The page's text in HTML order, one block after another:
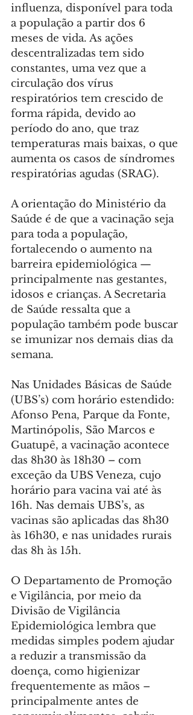
influenza, disponível para toda
a população a partir dos 6
meses de vida. As ações
descentralizadas tem sido
constantes, uma vez que a
circulação dos vírus
respiratórios tem crescido de
forma rápida, devido ao
período do ano, que traz
temperaturas mais baixas, o que
aumenta os casos de síndromes
respiratórias agudas (SRAG).
A orientação do Ministério da
Saúde é de que a vacinação seja
para toda a população,
fortalecendo o aumento na
barreira epidemiológica —
principalmente nas gestantes,
idosos e crianças. A Secretaria
de Saúde ressalta que a
população também pode buscar
se imunizar nos demais dias da
semana.
Nas Unidades Básicas de Saúde
(UBS’s) com horário estendido:
Afonso Pena, Parque da Fonte,
Martinópolis, São Marcos e
Guatupê, a vacinação acontece
das 8h30 às 18h30 – com
exceção da UBS Veneza, cujo
horário para vacina vai até às
16h. Nas demais UBS’s, as
vacinas são aplicadas das 8h30
às 16h30, e nas unidades rurais
das 8h às 15h.
O Departamento de Promoção
e Vigilância, por meio da
Divisão de Vigilância
Epidemiológica lembra que
medidas simples podem ajudar
a reduzir a transmissão da
doença, como higienizar
frequentemente as mãos –
principalmente antes de